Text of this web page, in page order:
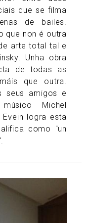
que se filma
de bailes.
que non é outra
arte total tal e
Unha obra
de todas as
que outra.
seus amigos e
Michel
logra esta
como "un